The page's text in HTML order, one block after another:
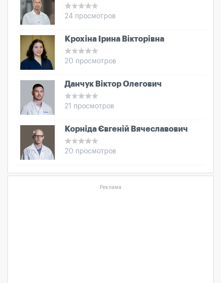
24 просмотров
Крохіна Ірина Вікторівна
20 просмотров
Данчук Віктор Олегович
21 просмотров
Корніда Євгеній Вячеславович
20 просмотров
Реклама